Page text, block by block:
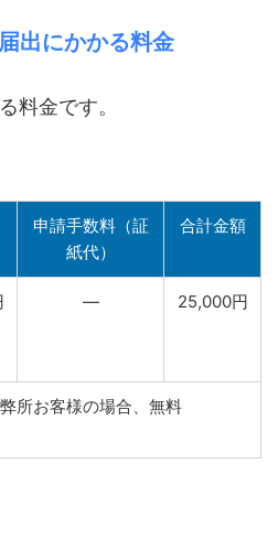
出にかかる料金
料金です。
申請手数料（証
紙代）
合計金額
― 25,000円
弊所お客様の場合、無料